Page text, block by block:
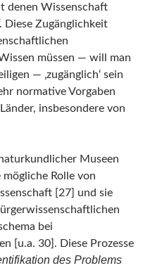
denen Wissenschaft
Diese Zugänglichkeit
müssen — will man
— ‚zugänglich‘ sein
normative Vorgaben
insbesondere von
Museen
Rolle von
[27] und sie
bei
[u.a. 30]. Diese Prozesse
des Problems